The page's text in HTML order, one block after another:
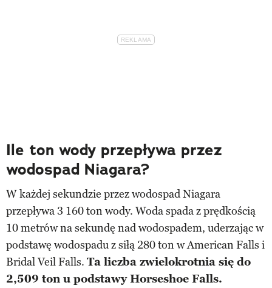
Ile ton wody przepływa przez
wodospad Niagara?
W każdej sekundzie przez wodospad Niagara
przepływa 3 160 ton wody. Woda spada z prędkością
10 metrów na sekundę nad wodospadem, uderzając w
podstawę wodospadu z siłą 280 ton w American Falls i
Bridal Veil Falls. Ta liczba zwielokrotnia się do
2,509 ton u podstawy Horseshoe Falls.